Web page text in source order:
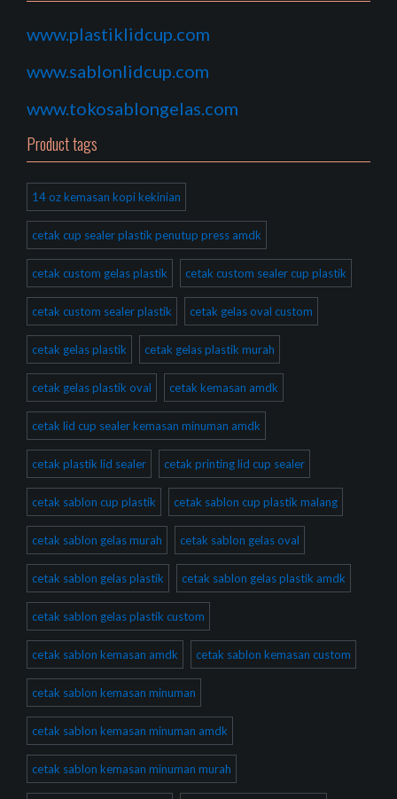
www.plastiklidcup.com
www.sablonlidcup.com
www.tokosablongelas.com
Product tags
14 oz kemasan kopi kekinian
cetak cup sealer plastik penutup press amdk
cetak custom gelas plastik cetak custom sealer cup plastik
cetak custom sealer plastik cetak gelas oval custom
cetak gelas plastik cetak gelas plastik murah
cetak gelas plastik oval cetak kemasan amdk
cetak lid cup sealer kemasan minuman amdk
cetak plastik lid sealer cetak printing lid cup sealer
cetak sablon cup plastik cetak sablon cup plastik malang
cetak sablon gelas murah cetak sablon gelas oval
cetak sablon gelas plastik cetak sablon gelas plastik amdk
cetak sablon gelas plastik custom
cetak sablon kemasan amdk cetak sablon kemasan custom
cetak sablon kemasan minuman
cetak sablon kemasan minuman amdk
cetak sablon kemasan minuman murah